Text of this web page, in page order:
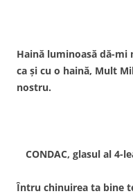
Haină luminoasă dă-mi
ca şi cu o haină, Mult
nostru.
CONDAC, glasul al 4-
Întru chinuirea ta bine